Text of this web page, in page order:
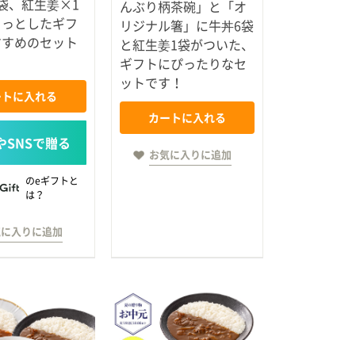
としたギフ
めのセット
に入れる
のeギフトと
は？
入りに追加
んぶり柄茶碗」と「オ
リジナル箸」に牛丼6袋
と紅生姜1袋がついた、
ギフトにぴったりなセ
ットです！
カートに入れる
お気に入りに追加